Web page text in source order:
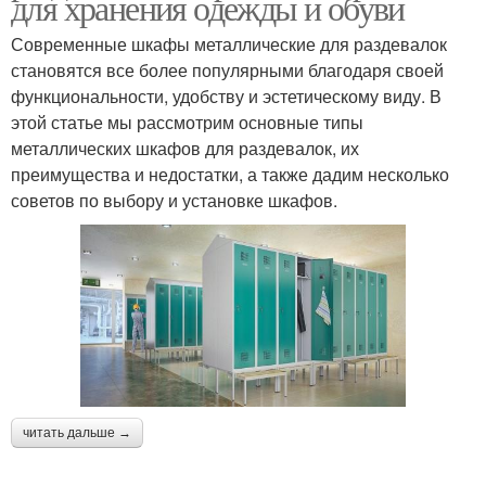
Современные шкафы металлические для раздевалок
становятся все более популярными благодаря своей
функциональности, удобству и эстетическому виду. В
этой статье мы рассмотрим основные типы
металлических шкафов для раздевалок, их
преимущества и недостатки, а также дадим несколько
советов по выбору и установке шкафов.
читать дальше →